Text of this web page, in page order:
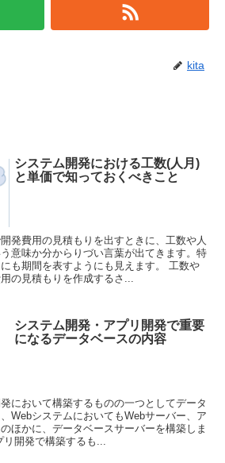
kita
システム開発における工数(人月)
と単価で知っておくべきこと
発費用の見積もりを出すときに、工数や人
意味か分からりづい言葉が出てきます。特
も期間を表すようにも見えます。 工数や
の見積もりを作成するさ...
システム開発・アプリ開発で重要
になるデータベースの内容
において構築するものの一つとしてデータ
WebシステムにおいてもWebサーバー、ア
ほかに、データベースサーバーを構築しま
開発で構築するも...